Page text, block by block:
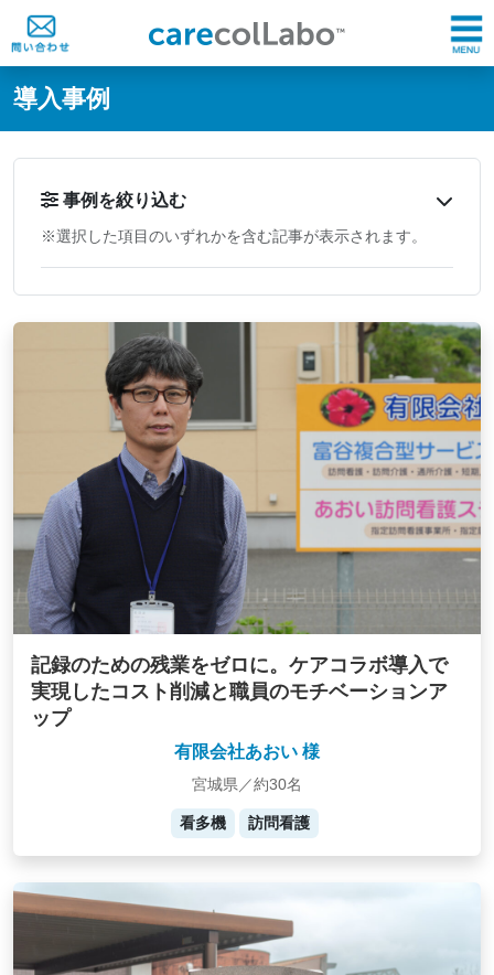
@ -0,0 +1,60 @@
導入事例
事例を絞り込む
※選択した項目のいずれかを含む記事が表示されます。
記録のための残業をゼロに。ケアコラボ導入で
実現したコスト削減と職員のモチベーションア
ップ
有限会社あおい 様
宮城県／約30名
看多機 訪問看護